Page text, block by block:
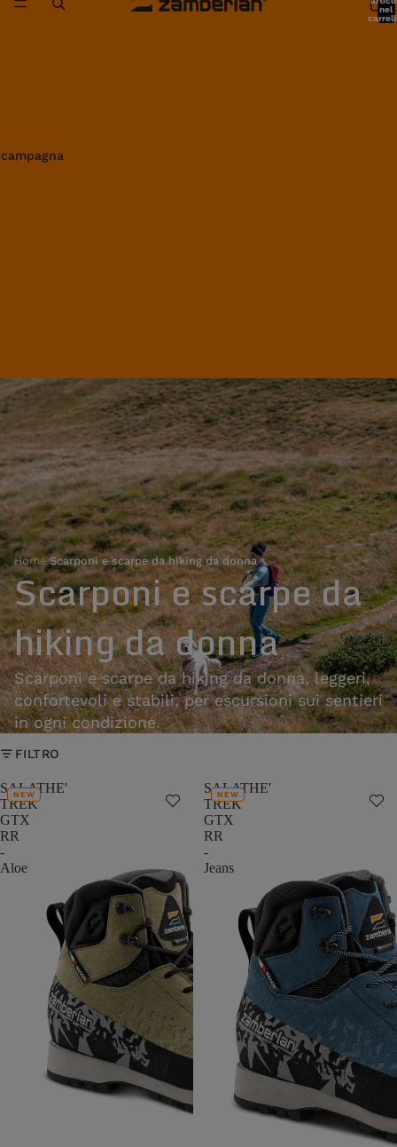
nel
Home›Scarponi e scarpe da hiking da donna
Scarponi e scarpe da
hiking da donna
Scarponi e scarpe da hiking da donna, leggeri,
confortevoli e stabili, per escursioni sui sentieri
in ogni condizione.
FILTRO
SALATHE'
TREK
GTX
RR
-
Aloe
NEW
SALATHE'
TREK
GTX
RR
-
Jeans
NEW